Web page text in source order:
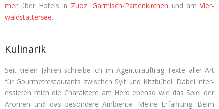
mer über Hotels in Zuoz, Gar­misch-Par­ten­kir­chen und am Vier­
wald­stät­ter­see.
Kulinarik
Seit vie­len Jah­ren schreibe ich im Agen­tur­auf­trag Texte aller Art
für Gour­met­re­stau­rants zwi­schen Sylt und Kitz­bü­hel. Dabei inter­
es­sie­ren mich die Cha­rak­tere am Herd ebenso wie das Spiel der
Aro­men und das beson­dere Ambi­ente. Meine Erfah­rung: Beim